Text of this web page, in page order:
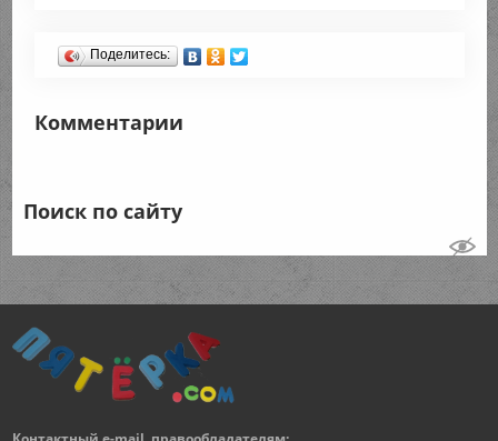
Поделитесь:
Комментарии
Поиск по сайту